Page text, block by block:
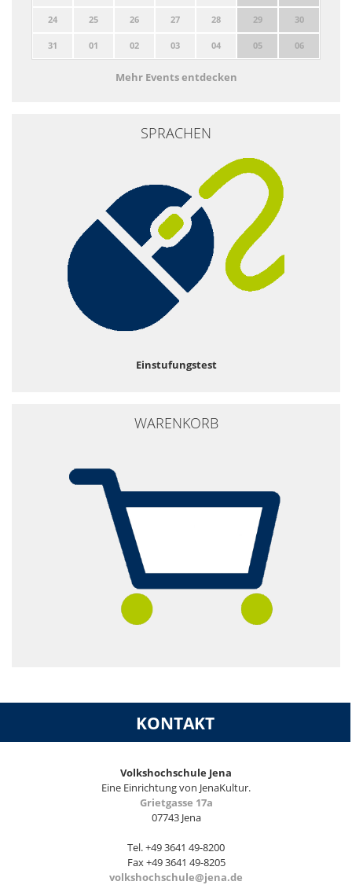
24 25 26 27 28 29 30
31 01 02 03 04 05 06
Mehr Events entdecken
SPRACHEN
Einstufungstest
WARENKORB
KONTAKT
Volkshochschule Jena
Eine Einrichtung von JenaKultur.
Grietgasse 17a
07743 Jena
Tel. +49 3641 49-8200
Fax +49 3641 49-8205
volkshochschule@jena.de